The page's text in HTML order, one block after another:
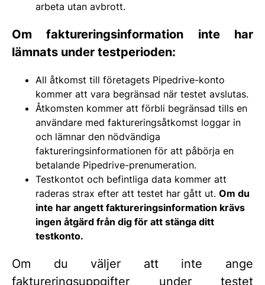
arbeta utan avbrott.
Om faktureringsinformation inte har
lämnats under testperioden:
All åtkomst till företagets Pipedrive-konto
kommer att vara begränsad när testet avslutas.
Åtkomsten kommer att förbli begränsad tills en
användare med faktureringsåtkomst loggar in
och lämnar den nödvändiga
faktureringsinformationen för att påbörja en
betalande Pipedrive-prenumeration.
Testkontot och befintliga data kommer att
raderas strax efter att testet har gått ut. Om du
inte har angett faktureringsinformation krävs
ingen åtgärd från dig för att stänga ditt
testkonto.
Om du väljer att inte ange
faktureringsuppgifter under testet